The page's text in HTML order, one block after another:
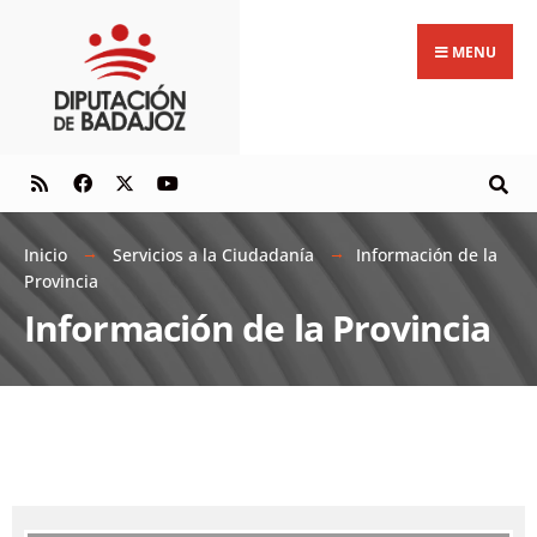
MENU
Inicio Servicios a la Ciudadanía
Información de la
Provincia
Información de la Provincia